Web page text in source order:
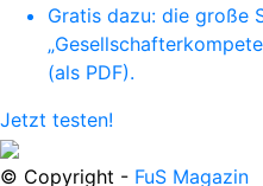
Gratis dazu: die große
(als PDF).
Jetzt testen!
© Copyright - FuS Magazin